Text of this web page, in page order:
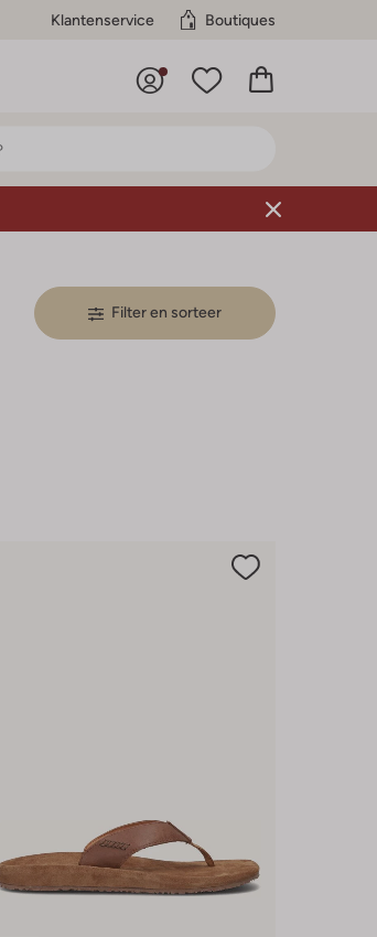
Klantenservice Boutiques
Filter en sorteer